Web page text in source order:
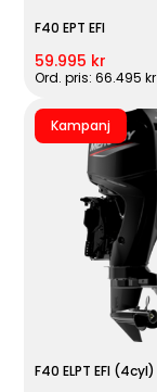
F40 EPT EFI
59.995 kr
Ord. pris: 66.495 kr
Kampanj
F40 ELPT EFI (4cyl)